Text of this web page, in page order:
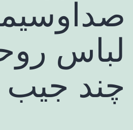
لباس
چند جیب